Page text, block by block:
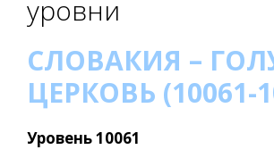
уровни
СЛОВАКИЯ –
ЦЕРКОВЬ (10061-
Уровень 10061